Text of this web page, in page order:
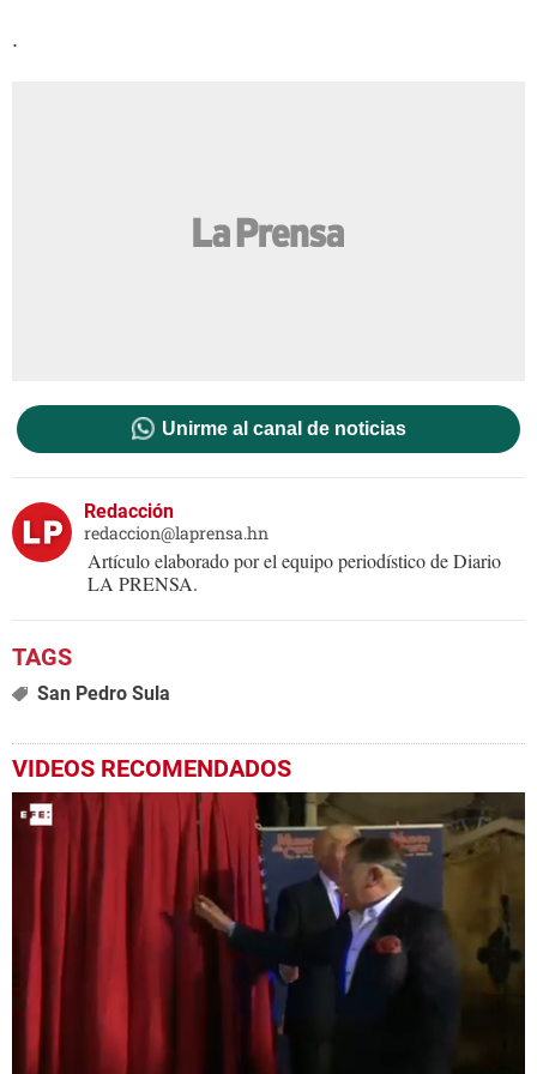
.
Unirme al canal de noticias
Redacción
redaccion@laprensa.hn
Artículo elaborado por el equipo periodístico de Diario
LA PRENSA.
San Pedro Sula
VIDEOS RECOMENDADOS